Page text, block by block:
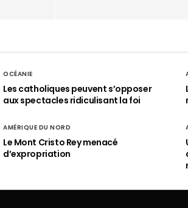
OCÉANIE
Les catholiques peuvent s’opposer
aux spectacles ridiculisant la foi
AMÉRIQUE DU NORD
Le Mont Cristo Rey menacé
d’expropriation